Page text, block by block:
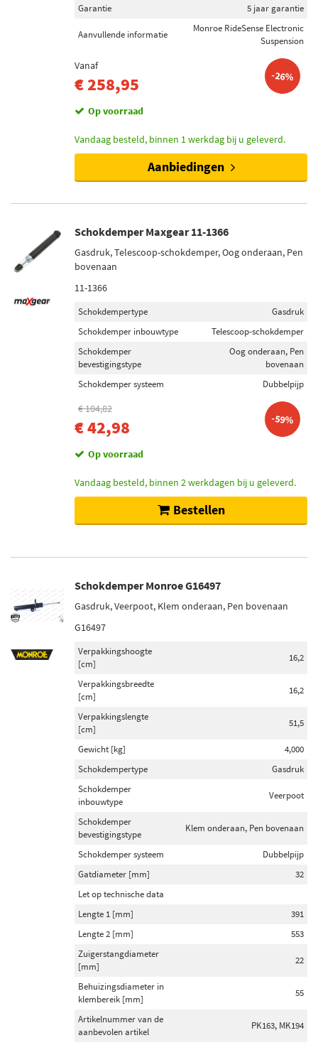
Garantie 5 jaar garantie
Aanvullende informatie
Monroe RideSense Electronic
Suspension
Vanaf
€ 258,95 -26%
Op voorraad
Vandaag besteld, binnen 1 werkdag bij u geleverd.
Aanbiedingen
Schokdemper Maxgear 11-1366
Gasdruk, Telescoop-schokdemper, Oog onderaan, Pen
bovenaan
11-1366
Schokdempertype
Gasdruk
Schokdemper inbouwtype
Telescoop-schokdemper
Schokdemper
bevestigingstype
Oog onderaan, Pen
bovenaan
Schokdemper systeem
Dubbelpijp
€ 104,82
€ 42,98 -59%
Op voorraad
Vandaag besteld, binnen 2 werkdagen bij u geleverd.
Bestellen
Schokdemper Monroe G16497
Gasdruk, Veerpoot, Klem onderaan, Pen bovenaan
G16497
Verpakkingshoogte
[cm]
16,2
Verpakkingsbreedte
[cm]
16,2
Verpakkingslengte
[cm]
51,5
Gewicht [kg]
4,000
Schokdempertype
Gasdruk
Schokdemper
inbouwtype
Veerpoot
Schokdemper
bevestigingstype
Klem onderaan, Pen bovenaan
Schokdemper systeem
Dubbelpijp
Gatdiameter [mm]
32
Let op technische data
Lengte 1 [mm]
391
Lengte 2 [mm]
553
Zuigerstangdiameter
[mm]
22
Behuizingsdiameter in
klembereik [mm]
55
Artikelnummer van de
aanbevolen artikel
PK163, MK194